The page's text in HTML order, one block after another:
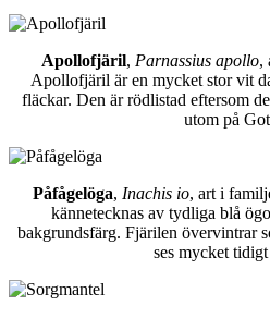
Apollofjäril, Parnassius apollo,
Apollofjäril är en mycket stor vit
fläckar. Den är rödlistad eftersom
utom på
Påfågelöga, Inachis io, art i
kännetecknas av tydliga blå
bakgrundsfärg. Fjärilen övervintrar
ses mycket